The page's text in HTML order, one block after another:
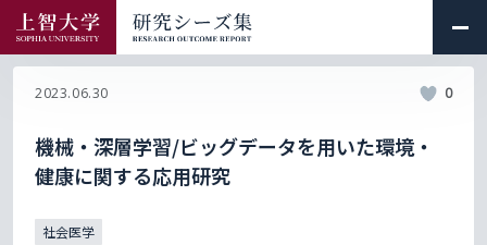
2023.06.30 0
機械・深層学習/ビッグデータを用いた環境・
健康に関する応用研究
社会医学